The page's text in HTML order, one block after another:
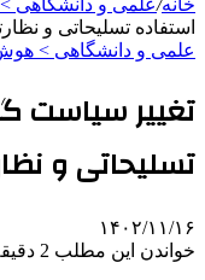
خانه/علمی‌ و
استفاده تسلیحاتی و
علمی‌ و دانشگاهی >
تغییر سیاست
تسلیحاتی و
۱۴۰۲/۱۱/۱۶
خواندن این مطلب 2 دقیقه زمان میبرد